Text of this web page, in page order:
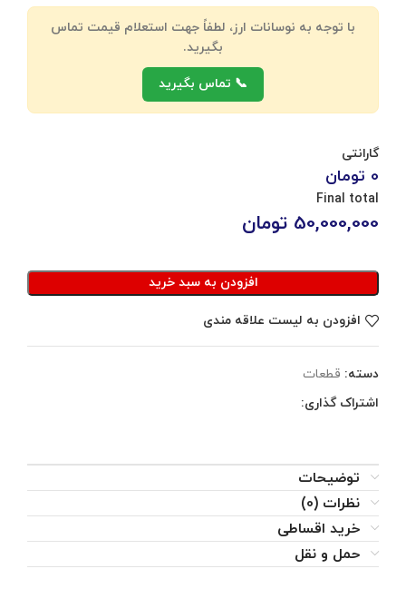
با توجه به نوسانات ارز، لطفاً جهت استعلام قیمت تماس
بگیرید.
📞 تماس بگیرید
گارانتی
0 تومان
Final total
50,000,000 تومان
افزودن به سبد خرید
افزودن به لیست علاقه مندی
دسته: قطعات
اشتراک گذاری:
توضیحات
نظرات (0)
خرید اقساطی
حمل و نقل